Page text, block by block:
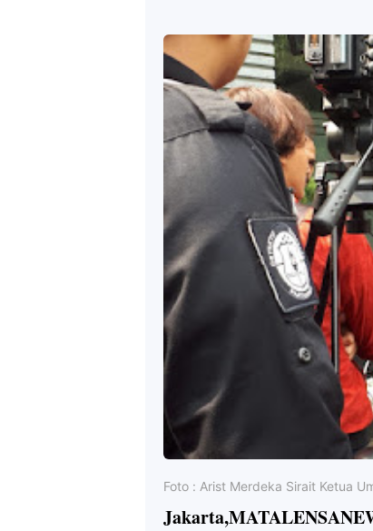
Foto : Arist Merdeka Sirait Ketua